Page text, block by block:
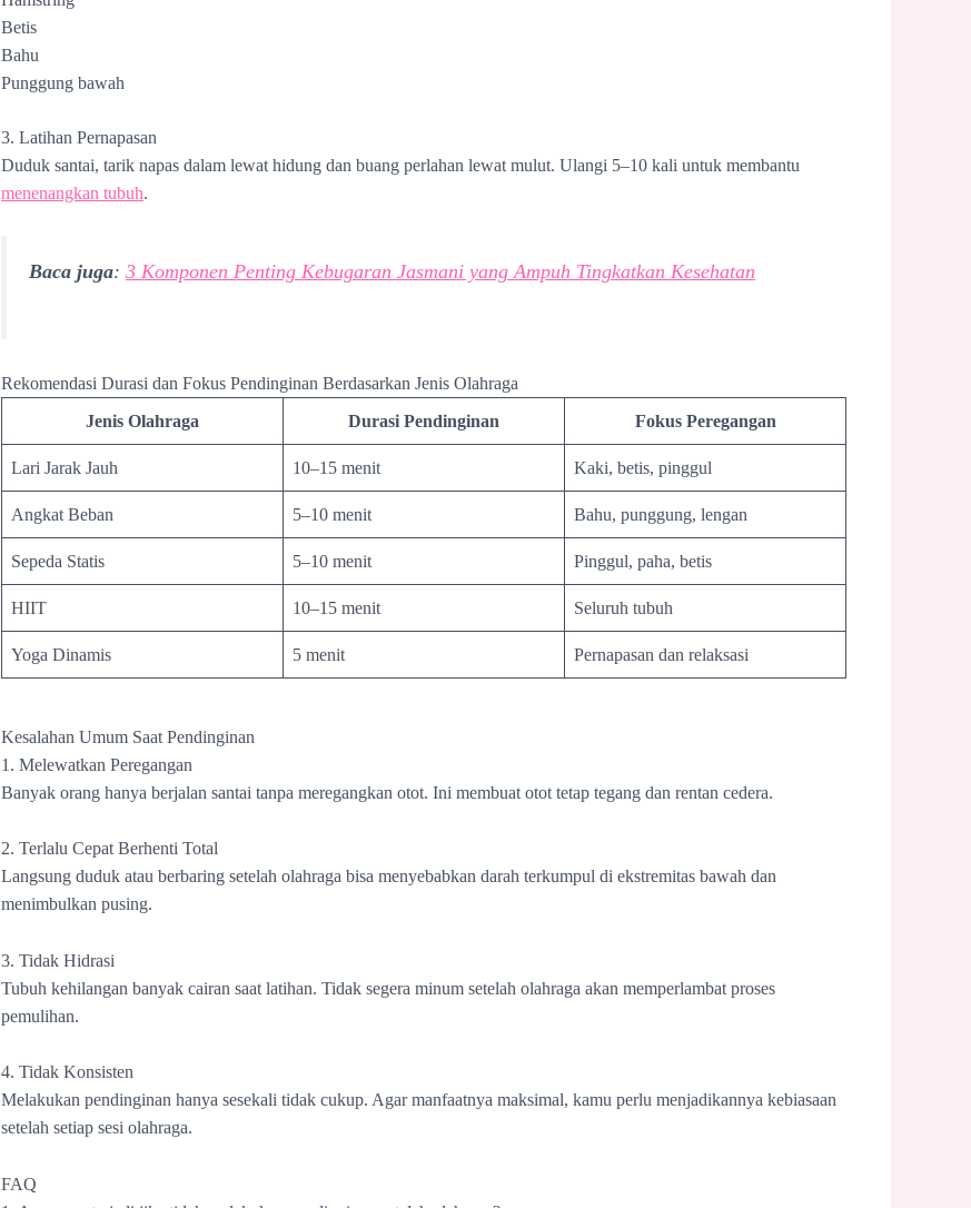
Betis
Bahu
Punggung bawah
3. Latihan Pernapasan
Duduk santai, tarik napas dalam lewat hidung dan buang perlahan lewat mulut. Ulangi 5–10 kali untuk membantu
menenangkan tubuh.
Baca juga: 3 Komponen Penting Kebugaran Jasmani yang Ampuh Tingkatkan Kesehatan
Rekomendasi Durasi dan Fokus Pendinginan Berdasarkan Jenis Olahraga
Jenis Olahraga
Durasi Pendinginan Fokus Peregangan
Lari Jarak Jauh 10–15 menit Kaki, betis, pinggul
Angkat Beban 5–10 menit Bahu, punggung, lengan
Sepeda Statis 5–10 menit Pinggul, paha, betis
HIIT 10–15 menit Seluruh tubuh
Yoga Dinamis 5 menit Pernapasan dan relaksasi
Kesalahan Umum Saat Pendinginan
1. Melewatkan Peregangan
Banyak orang hanya berjalan santai tanpa meregangkan otot. Ini membuat otot tetap tegang dan rentan cedera.
2. Terlalu Cepat Berhenti Total
Langsung duduk atau berbaring setelah olahraga bisa menyebabkan darah terkumpul di ekstremitas bawah dan
menimbulkan pusing.
3. Tidak Hidrasi
Tubuh kehilangan banyak cairan saat latihan. Tidak segera minum setelah olahraga akan memperlambat proses
pemulihan.
4. Tidak Konsisten
Melakukan pendinginan hanya sesekali tidak cukup. Agar manfaatnya maksimal, kamu perlu menjadikannya kebiasaan
setelah setiap sesi olahraga.
FAQ